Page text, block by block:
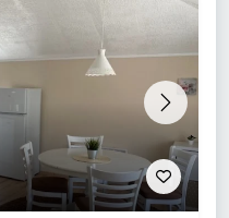
Next